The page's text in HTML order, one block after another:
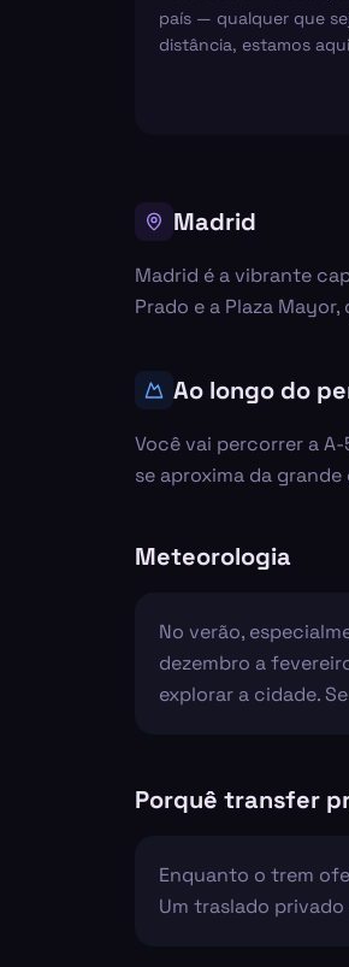
país — qualquer que
distância, estamos
Madrid
Madrid é a vibrante
Prado e a Plaza
Ao longo do
Você vai percorrer a
se aproxima da
Meteorologia
No verão,
dezembro a
explorar a cidade.
Porquê transfer
Enquanto o trem
Um traslado